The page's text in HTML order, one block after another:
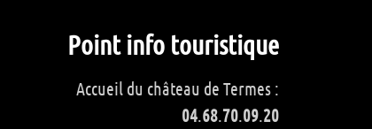
Point info touristique
Accueil du château de Termes :
04.68.70.09.20